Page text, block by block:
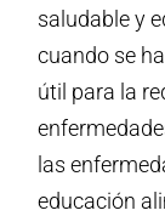
saludable y
cuando se
útil para la
las
educación